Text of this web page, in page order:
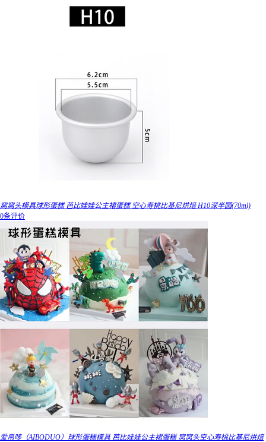
窝窝头模具球形蛋糕 芭比娃娃公主裙蛋糕 空心寿桃比基尼烘焙 H10深半圆(70ml)
0条评价
爱帛哆（AIBODUO）球形蛋糕模具 芭比娃娃公主裙蛋糕 窝窝头空心寿桃比基尼烘焙